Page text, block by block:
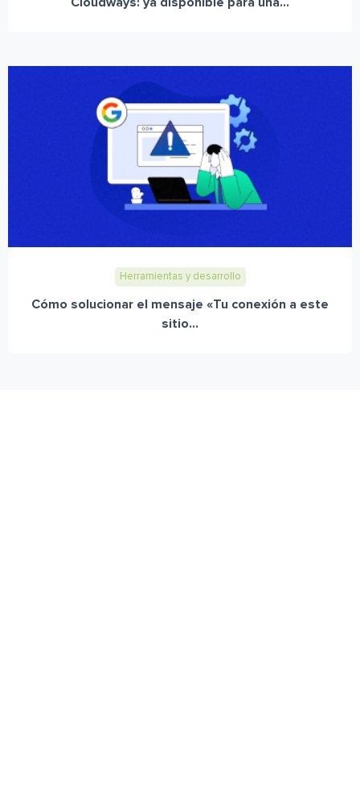
Herramientas y desarrollo
Cómo solucionar el mensaje «Tu conexión a este
sitio...